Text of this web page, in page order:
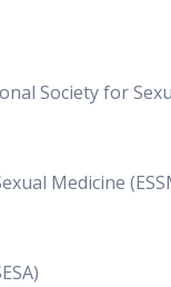
Society for
Medicine